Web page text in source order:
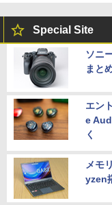
Special Site
ソニ
まと
エン
e
く
メモ
yzen